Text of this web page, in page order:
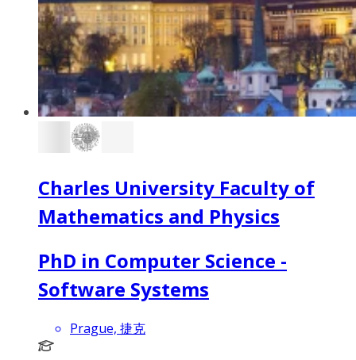
Charles University Faculty of
Mathematics and Physics
PhD in Computer Science -
Software Systems
Prague, 捷克